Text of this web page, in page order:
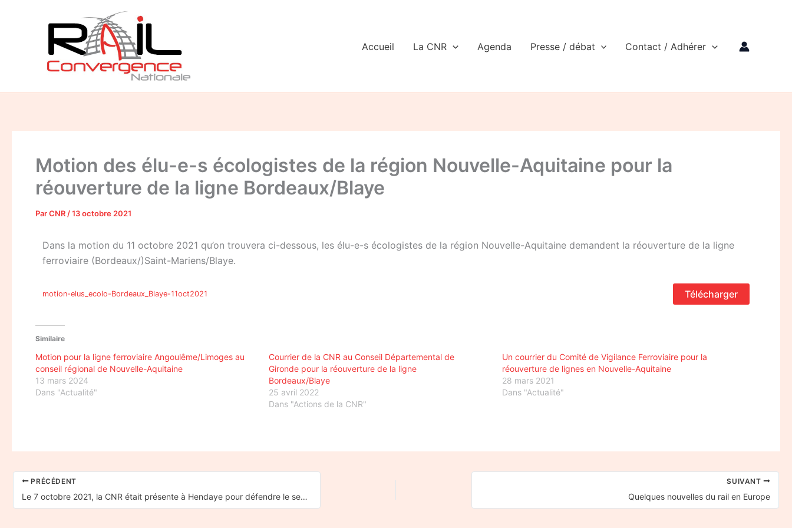
Accueil La CNR Agenda Presse / débat Contact / Adhérer
Motion des élu-e-s écologistes de la région Nouvelle-Aquitaine pour la
réouverture de la ligne Bordeaux/Blaye
ParCNR /13 octobre 2021
Dans la motion du 11 octobre 2021 qu’on trouvera ci-dessous, les élu-e-s écologistes de la région Nouvelle-Aquitaine demandent la réouverture de la ligne
ferroviaire (Bordeaux/)Saint-Mariens/Blaye.
motion-elus_ecolo-Bordeaux_Blaye-11oct2021 Télécharger
Similaire
Motion pour la ligne ferroviaire Angoulême/Limoges au
conseil régional de Nouvelle-Aquitaine
13 mars 2024
Dans "Actualité"
Courrier de la CNR au Conseil Départemental de
Gironde pour la réouverture de la ligne
Bordeaux/Blaye
25 avril 2022
Dans "Actions de la CNR"
Un courrier du Comité de Vigilance Ferroviaire pour la
réouverture de lignes en Nouvelle-Aquitaine
28 mars 2021
Dans "Actualité"
PRÉCÉDENT
Le 7 octobre 2021, la CNR était présente à Hendaye pour défendre le service public ferroviaire
SUIVANT
Quelques nouvelles du rail en Europe